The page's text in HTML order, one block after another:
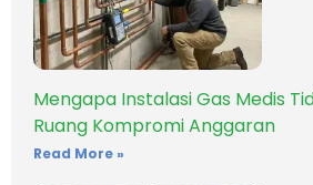
Mengapa Instalasi Gas Medis
Ruang Kompromi Anggaran
Read More »